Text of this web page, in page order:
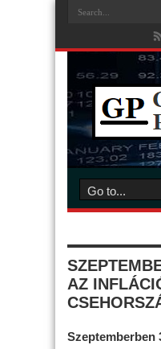
AZ
Szeptemberben